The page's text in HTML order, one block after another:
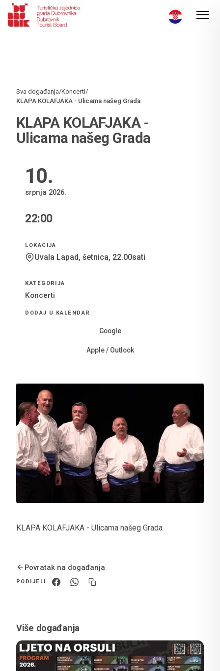
Sva događanja/Koncerti/
KLAPA KOLAFJAKA - Ulicama našeg Grada
KLAPA KOLAFJAKA -
Ulicama našeg Grada
10.
srpnja 2026.
VRIJEME
22:00
LOKACIJA
Uvala Lapad, šetnica, 22.00sati
KATEGORIJA
Koncerti
DODAJ U KALENDAR
Google
Apple / Outlook
KLAPA KOLAFJAKA - Ulicama našeg Grada
Povratak na događanja
PODIJELI
Više događanja